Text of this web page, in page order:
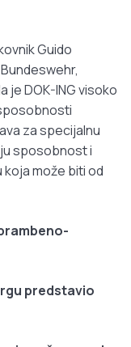
Guido
je DOK-ING visoko
za specijalnu
sposobnost i
može biti od
predstavio